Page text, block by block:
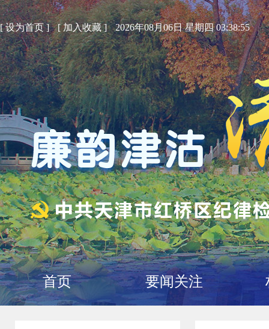
[设为首页] [加入收藏] 2026年08月06日 星期四 03:38:56
首页 要闻关注